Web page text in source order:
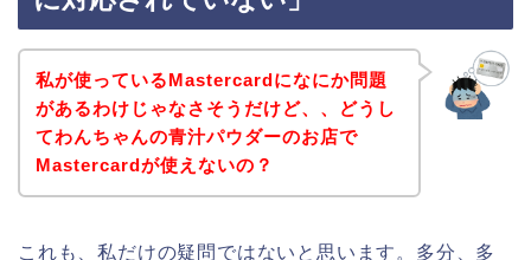
私が使っているMastercardになにか問題
があるわけじゃなさそうだけど、、どうし
てわんちゃんの青汁パウダーのお店で
Mastercardが使えないの？
これも、私だけの疑問ではないと思います。多分、多